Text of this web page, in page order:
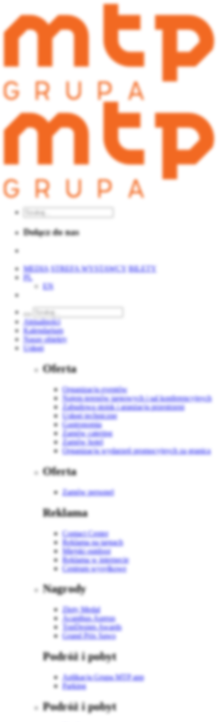
Dołącz do nas
MEDIA STREFA WYSTAWCY BILETY
PL
EN
Aktualności
Kalendarium
Nasze obiekty
Usługi
Oferta
Organizacja eventów
Najem terenów targowych i sal konferencyjnych
Zabudowa stoisk i aranżacja przestrzeni
Usługi techniczne
Gastronomia
Zamów catering
Zamów hotel
Organizacja wydarzeń promocyjnych za granicą
Oferta
Zamów personel
Reklama
Contact Center
Reklama na targach
Miejski outdoor
Reklama w internecie
Centrum wysyłkowe
Nagrody
Złoty Medal
Acanthus Aureus
TopDesign Awards
Grand Prix Sawo
Podróż i pobyt
Aplikacja Grupa MTP app
Parking
Podróż i pobyt